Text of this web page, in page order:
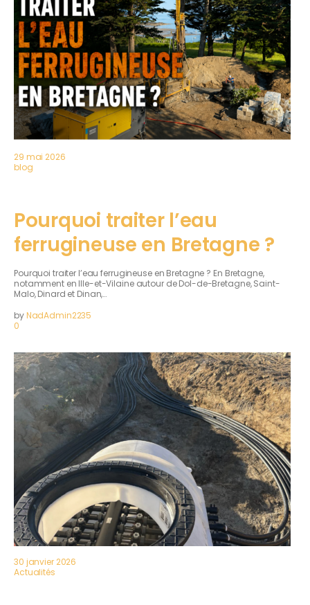
29 mai 2026
blog
Pourquoi traiter l’eau
ferrugineuse en Bretagne ?
Pourquoi traiter l’eau ferrugineuse en Bretagne ? En Bretagne,
notamment en Ille-et-Vilaine autour de Dol-de-Bretagne, Saint-
Malo, Dinard et Dinan,…
byNadAdmin2235
0
30 janvier 2026
Actualités